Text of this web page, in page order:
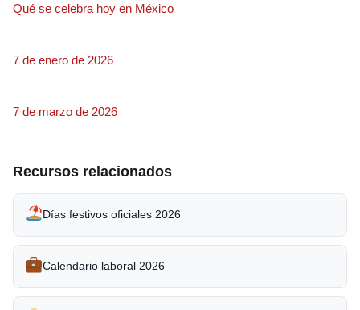
Qué se celebra hoy en México
7 de enero de 2026
7 de marzo de 2026
Recursos relacionados
Días festivos oficiales 2026
Calendario laboral 2026